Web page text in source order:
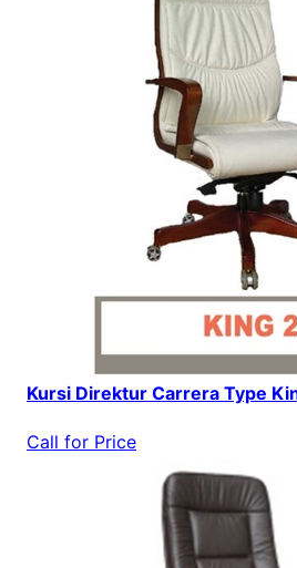
Kursi Direktur Carrera Type
Call for Price